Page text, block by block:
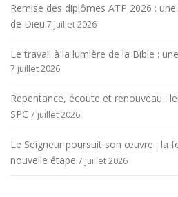
Remise des diplômes ATP 2026 :
de Dieu 7 juillet 2026
Le travail à la lumière de la Bible :
7 juillet 2026
Repentance, écoute et renouveau :
SPC 7 juillet 2026
Le Seigneur poursuit son œuvre : la
nouvelle étape 7 juillet 2026